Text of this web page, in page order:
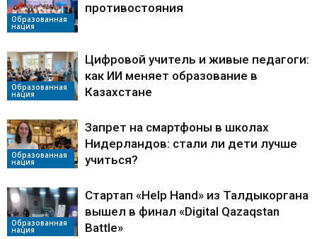
Образованная
нация
противостояния
Образованная
нация
Цифровой учитель и живые педагоги:
как ИИ меняет образование в
Казахстане
Образованная
нация
Запрет на смартфоны в школах
Нидерландов: стали ли дети лучше
учиться?
Образованная
нация
Стартап «Help Hand» из Талдыкоргана
вышел в финал «Digital Qazaqstan
Battle»